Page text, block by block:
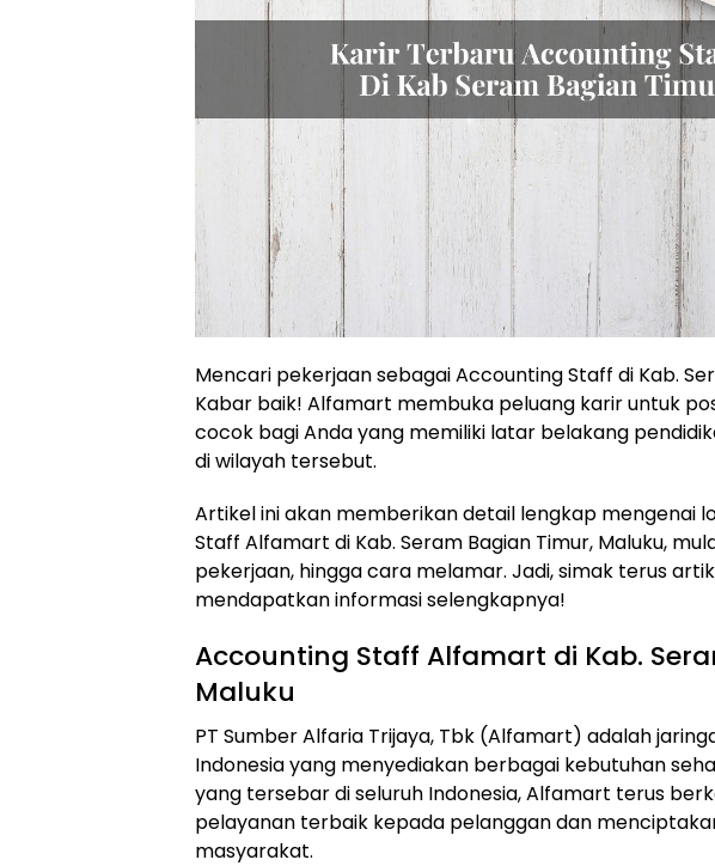
Mencari pekerjaan sebagai Accounting Staff di Kab.
Kabar baik! Alfamart membuka peluang karir untuk
cocok bagi Anda yang memiliki latar belakang
di wilayah tersebut.
Artikel ini akan memberikan detail lengkap mengenai
Staff Alfamart di Kab. Seram Bagian Timur, Maluku,
pekerjaan, hingga cara melamar. Jadi, simak terus
mendapatkan informasi selengkapnya!
Accounting Staff Alfamart di Kab.
Maluku
PT Sumber Alfaria Trijaya, Tbk (Alfamart) adalah
Indonesia yang menyediakan berbagai kebutuhan
yang tersebar di seluruh Indonesia, Alfamart terus
pelayanan terbaik kepada pelanggan dan
masyarakat.